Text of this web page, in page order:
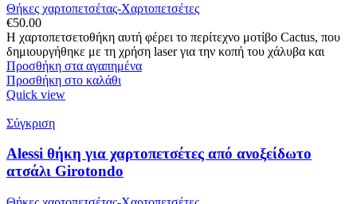
Θήκες χαρτοπετσέτας-Χαρτοπετσέτες
€50.00
Η χαρτοπετσετοθήκη αυτή φέρει το περίτεχνο μοτίβο Cactus, που
δημιουργήθηκε με τη χρήση laser για την κοπή του χάλυβα και
Προσθήκη στα αγαπημένα
Προσθήκη στο καλάθι
Quick view
Σύγκριση
Alessi θήκη για χαρτοπετσέτες από ανοξείδωτο
ατσάλι Girotondo